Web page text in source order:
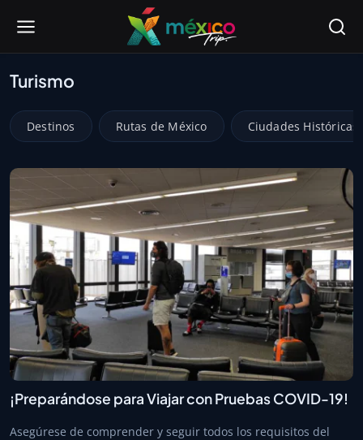
Turismo
Destinos Rutas de México Ciudades Históricas
¡Preparándose para Viajar con Pruebas COVID-19!
Asegúrese de comprender y seguir todos los requisitos del